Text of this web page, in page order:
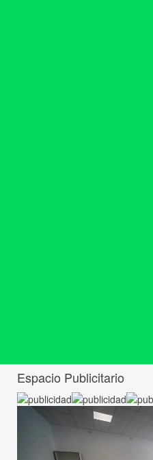
Espacio Publicitario